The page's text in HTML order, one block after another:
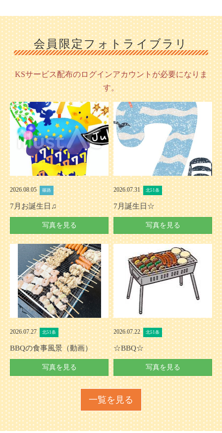
会員限定フォトライブラリ
KSサービス配布のログインアカウントが必要になりま
す。
2026.08.05 篠路
7月お誕生日♫
写真を見る
2026.07.31 北51条
7月誕生日☆
写真を見る
2026.07.27 北51条
BBQの食事風景（動画）
写真を見る
2026.07.22 北51条
☆BBQ☆
写真を見る
一覧を見る